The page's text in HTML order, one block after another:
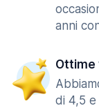
anni
Ottime
di 4,5